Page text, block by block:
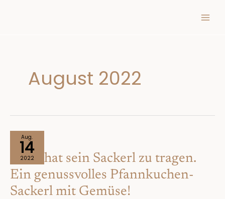
August 2022
Aug.
14
2022
Jeder hat sein Sackerl zu tragen.
Ein genussvolles Pfannkuchen-
Sackerl mit Gemüse!
Jeder
sein
Sackerl
zu
tragen.